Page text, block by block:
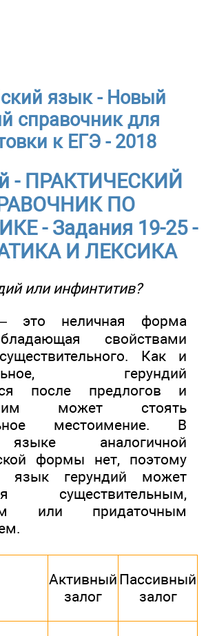
язык - Новый
справочник для
к ЕГЭ - 2018
- ПРАКТИЧЕСКИЙ
ПО
- Задания 19-25 -
И ЛЕКСИКА
или инфинтитив?
неличная форма
свойствами
Как и
герундий
после предлогов и
может стоять
местоимение. В
аналогичной
формы нет, поэтому
язык герундий может
существительным,
или придаточным
Активный
залог
Пассивный
залог